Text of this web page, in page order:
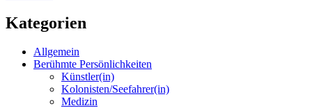
Kategorien
Allgemein
Berühmte Persönlichkeiten
Künstler(in)
Kolonisten/Seefahrer(in)
Medizin